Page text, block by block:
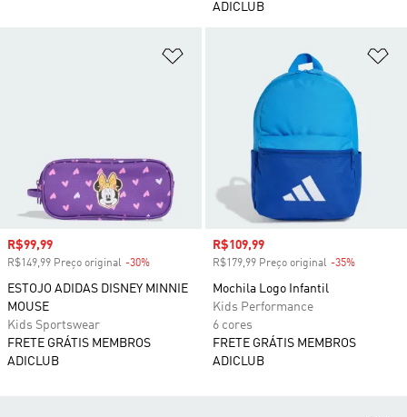
ADICLUB
Adicionar à Lista de Desejos
Preço com desconto
R$99,99
R$149,99 Preço original -30%
ESTOJO ADIDAS DISNEY MINNIE
MOUSE
Kids Sportswear
FRETE GRÁTIS MEMBROS
ADICLUB
Preço com desconto
R$109,99
R$179,99 Preço original -35%
Mochila Logo Infantil
Kids Performance
6 cores
FRETE GRÁTIS MEMBROS
ADICLUB